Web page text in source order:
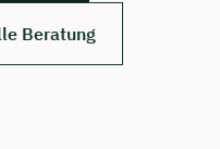
Beratung